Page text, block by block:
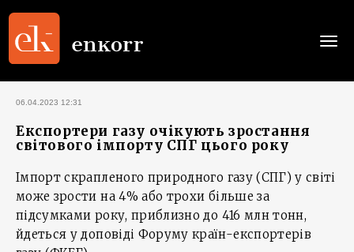
06.04.2023 12:31
Експортери газу очікують зростання
світового імпорту СПГ цього року
Імпорт скрапленого природного газу (СПГ) у світі
може зрости на 4% або трохи більше за
підсумками року, приблизно до 416 млн тонн,
йдеться у доповіді Форуму країн-експортерів